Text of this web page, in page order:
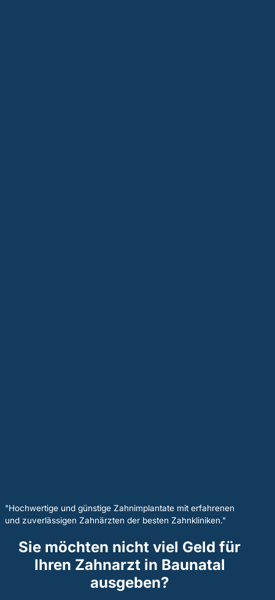
"Hochwertige und günstige Zahnimplantate mit erfahrenen
und zuverlässigen Zahnärzten der besten Zahnkliniken."
Sie möchten nicht viel Geld für
Ihren Zahnarzt in Baunatal
ausgeben?